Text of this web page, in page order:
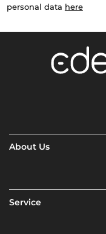
personal data here
About Us
Service